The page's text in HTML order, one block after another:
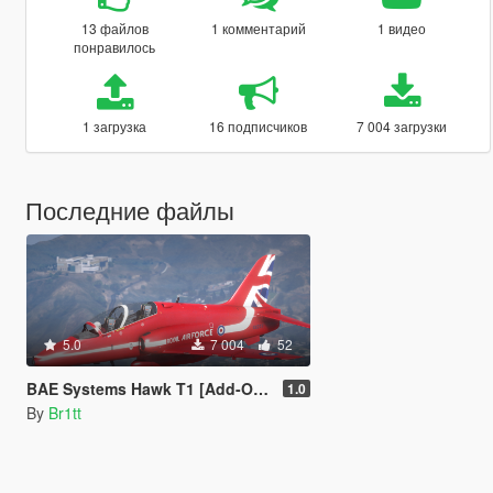
13 файлов
понравилось
1 комментарий 1 видео
1 загрузка 16 подписчиков 7 004 загрузки
Последние файлы
5.0 7 004 52
BAE Systems Hawk T1 [Add-On | FiveM] 1.0
By Br1tt